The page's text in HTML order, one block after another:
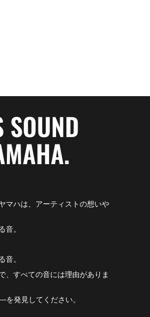
SOUND
マハは、アーティストの想いや
。
。
、すべての音には理由がありま
を発見してください。